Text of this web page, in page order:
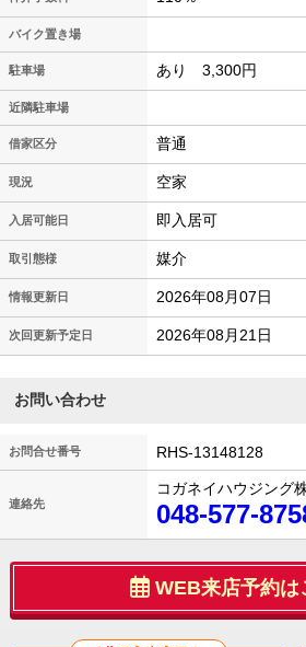
バイク置き場
駐車場 あり 3,300円
近隣駐車場
借家区分 普通
現況 空家
入居可能日 即入居可
取引態様 媒介
情報更新日 2026年08月07日
次回更新予定日 2026年08月21日
お問い合わせ
お問合せ番号 RHS-13148128
連絡先
コガネイハウジン
048-577-
WEB来店予約は